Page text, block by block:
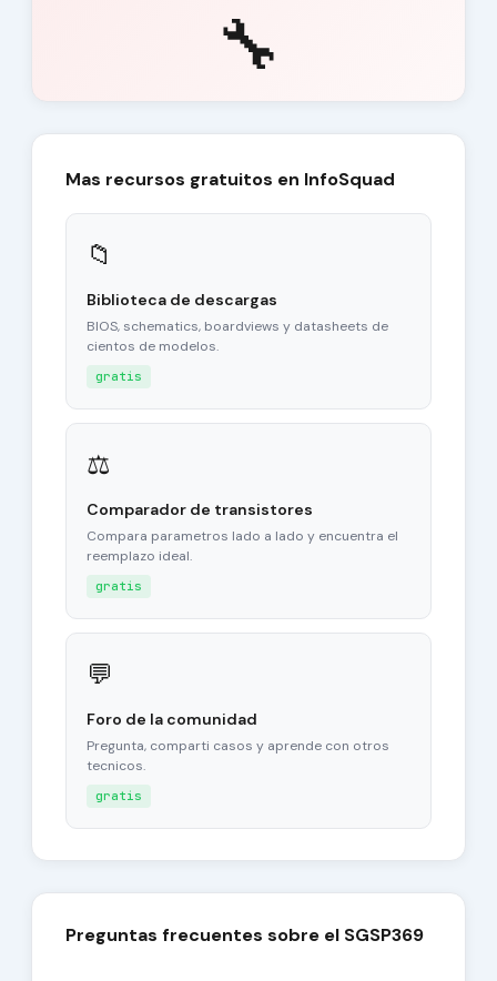
🔧
Mas recursos gratuitos en InfoSquad
📁
Biblioteca de descargas
BIOS, schematics, boardviews y datasheets de
cientos de modelos.
gratis
⚖
Comparador de transistores
Compara parametros lado a lado y encuentra el
reemplazo ideal.
gratis
💬
Foro de la comunidad
Pregunta, comparti casos y aprende con otros
tecnicos.
gratis
Preguntas frecuentes sobre el SGSP369